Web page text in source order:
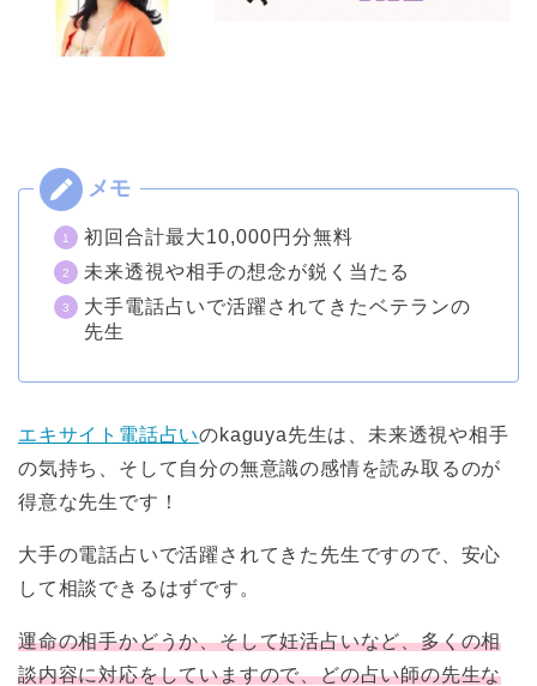
初回合計最大10,000円分無料
未来透視や相手の想念が鋭く当たる
大手電話占いで活躍されてきたベテランの
先生
エキサイト電話占いのkaguya先生は、未来透視や相手
の気持ち、そして自分の無意識の感情を読み取るのが
得意な先生です！
大手の電話占いで活躍されてきた先生ですので、安心
して相談できるはずです。
運命の相手かどうか、そして妊活占いなど、多くの相
談内容に対応をしていますので、どの占い師の先生な